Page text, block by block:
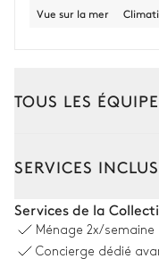
Vue sur la mer
TOUS LES
Vue sur la mer
SERVICES INCLUS
Services de la
Ménage 2x/semaine
Concierge dédié